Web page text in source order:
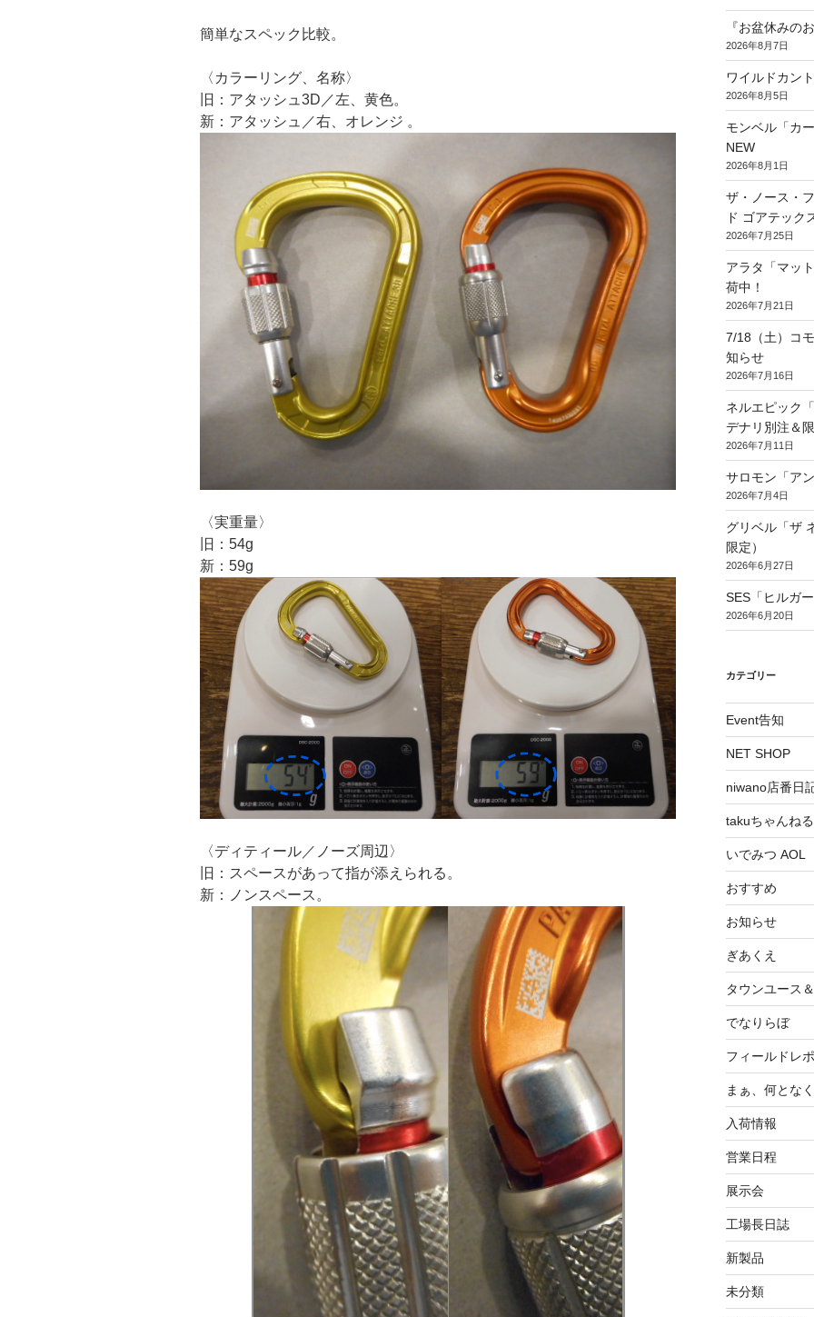
簡単なスペック比較。
〈カラーリング、名称〉
旧：アタッシュ3D／左、黄色。
新：アタッシュ／右、オレンジ 。
〈実重量〉
旧：54g
新：59g
〈ディティール／ノーズ周辺〉
旧：スペースがあって指が添えられる。
新：ノンスペース。
『お盆休みの
2026年8月7日
ワイルドカン
2026年8月5日
モンベル「カ
NEW
2026年8月1日
ザ・ノース・
ド ゴアテッ
2026年7月25日
アラタ「マッ
荷中！
2026年7月21日
7/18（土）コ
知らせ
2026年7月16日
ネルエピック
デナリ別注＆
2026年7月11日
サロモン「ア
2026年7月4日
グリベル「ザ
限定）
2026年6月27日
SES「ヒルガー
2026年6月20日
カテゴリー
Event告知
NET SHOP
niwano店番日
takuちゃんねる
いでみつ AOL
おすすめ
お知らせ
ぎあくえ
タウンユース
でなりらぼ
フィールドレ
まぁ、何とな
入荷情報
営業日程
展示会
工場長日誌
新製品
未分類